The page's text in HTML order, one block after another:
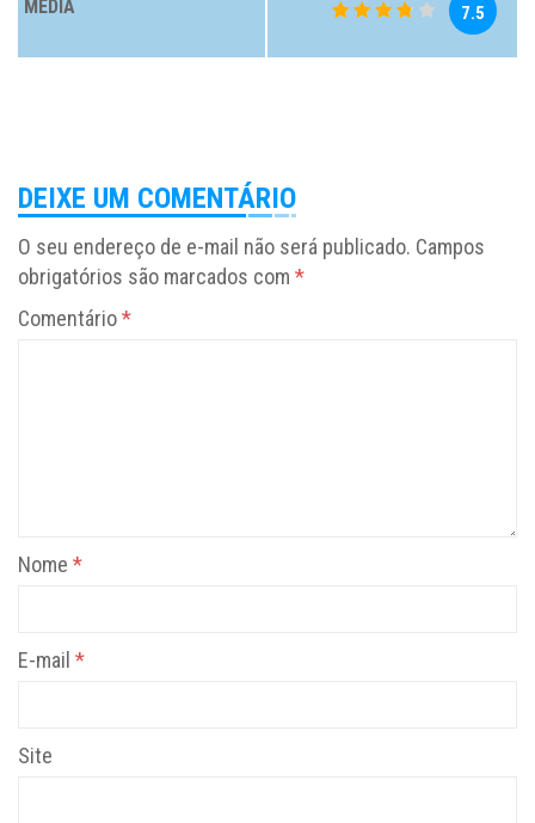
MÉDIA 7.5
DEIXE UM COMENTÁRIO
O seu endereço de e-mail não será publicado. Campos
obrigatórios são marcados com *
Comentário*
Nome *
E-mail *
Site